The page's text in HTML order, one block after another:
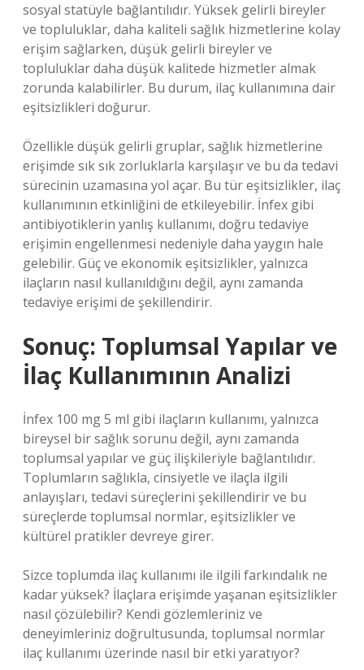
sosyal statüyle bağlantılıdır. Yüksek gelirli bireyler
ve topluluklar, daha kaliteli sağlık hizmetlerine kolay
erişim sağlarken, düşük gelirli bireyler ve
topluluklar daha düşük kalitede hizmetler almak
zorunda kalabilirler. Bu durum, ilaç kullanımına dair
eşitsizlikleri doğurur.
Özellikle düşük gelirli gruplar, sağlık hizmetlerine
erişimde sık sık zorluklarla karşılaşır ve bu da tedavi
sürecinin uzamasına yol açar. Bu tür eşitsizlikler, ilaç
kullanımının etkinliğini de etkileyebilir. İnfex gibi
antibiyotiklerin yanlış kullanımı, doğru tedaviye
erişimin engellenmesi nedeniyle daha yaygın hale
gelebilir. Güç ve ekonomik eşitsizlikler, yalnızca
ilaçların nasıl kullanıldığını değil, aynı zamanda
tedaviye erişimi de şekillendirir.
Sonuç: Toplumsal Yapılar ve
İlaç Kullanımının Analizi
İnfex 100 mg 5 ml gibi ilaçların kullanımı, yalnızca
bireysel bir sağlık sorunu değil, aynı zamanda
toplumsal yapılar ve güç ilişkileriyle bağlantılıdır.
Toplumların sağlıkla, cinsiyetle ve ilaçla ilgili
anlayışları, tedavi süreçlerini şekillendirir ve bu
süreçlerde toplumsal normlar, eşitsizlikler ve
kültürel pratikler devreye girer.
Sizce toplumda ilaç kullanımı ile ilgili farkındalık ne
kadar yüksek? İlaçlara erişimde yaşanan eşitsizlikler
nasıl çözülebilir? Kendi gözlemleriniz ve
deneyimleriniz doğrultusunda, toplumsal normlar
ilaç kullanımı üzerinde nasıl bir etki yaratıyor?